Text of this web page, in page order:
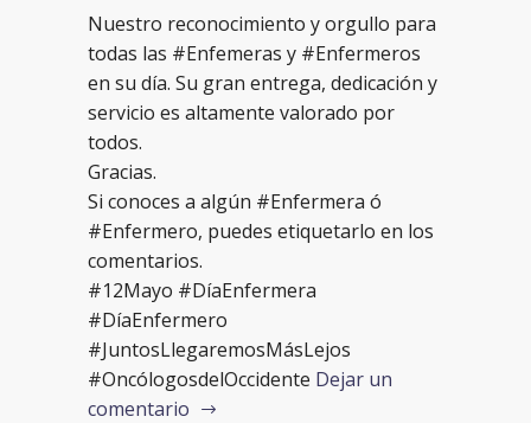
Nuestro reconocimiento y orgullo para
todas las #Enfemeras y #Enfermeros
en su día. Su gran entrega, dedicación y
servicio es altamente valorado por
todos.
Gracias.
Si conoces a algún #Enfermera ó
#Enfermero, puedes etiquetarlo en los
comentarios.
#12Mayo #DíaEnfermera
#DíaEnfermero
#JuntosLlegaremosMásLejos
#OncólogosdelOccidente Dejar un
comentario